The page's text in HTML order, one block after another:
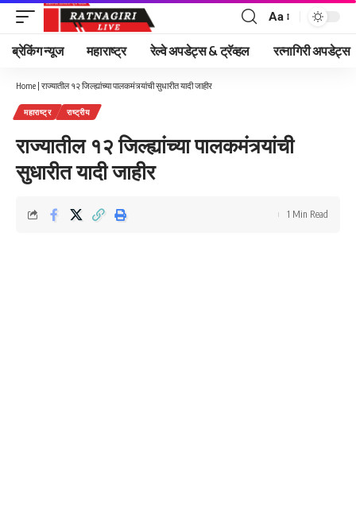
Font
Resizer
Aa
ब्रेकिंग न्यूज महाराष्ट्र रेल्वे अपडेट्स & ट्रॅव्हल रत्नागिरी अपडेट्स
Home | राज्यातील १२ जिल्ह्यांच्या पालकमंत्र्यांची सुधारीत यादी जाहीर
महाराष्ट्र राष्ट्रीय
राज्यातील १२ जिल्ह्यांच्या पालकमंत्र्यांची
सुधारीत यादी जाहीर
1 Min Read